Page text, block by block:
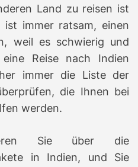
t
m
e
Land zu reisen ist
ist immer ratsam, einen
weil es schwierig und
Reise nach Indien
immer die Liste der
die Ihnen bei
werden.
Sie über die
in Indien, und Sie